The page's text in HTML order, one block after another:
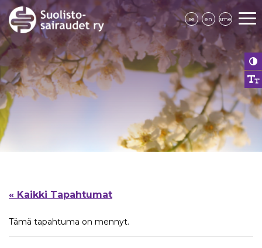
se en sme
« Kaikki Tapahtumat
Tämä tapahtuma on mennyt.